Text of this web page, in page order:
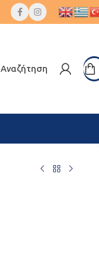
Αναζήτηση